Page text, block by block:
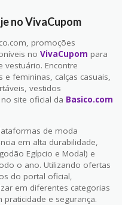
no VivaCupom
promoções
no VivaCupom para
vestuário. Encontre
e femininas, calças casuais,
vestidos
site oficial da Basico.com
de moda
em alta durabilidade,
Egípcio e Modal) e
o ano. Utilizando ofertas
do portal oficial,
em diferentes categorias
e segurança.